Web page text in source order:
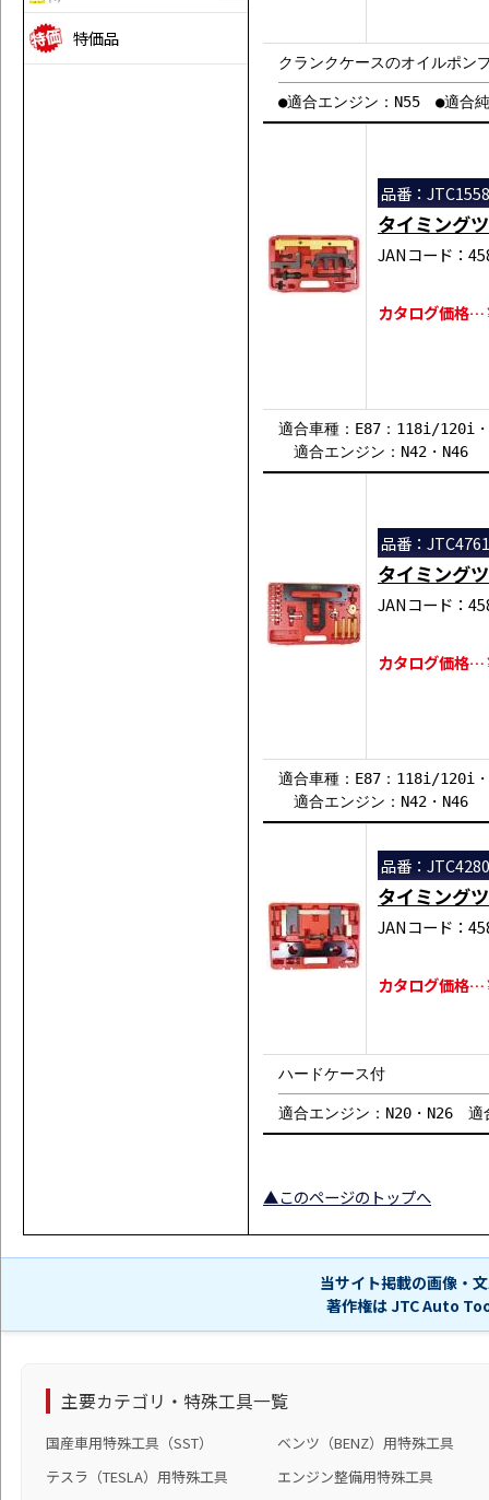
特価品
クランクケースのオイルポン
●適合エンジン：N55 ●適合
品番：
タイミング
JANコード：
カタログ価格
適合車種：E87：118i/120i
適合エンジン：N42・N46
品番：JTC4761
タイミング
JANコード：
カタログ価格
適合車種：E87：118i/120i
適合エンジン：N42・N46
品番：JTC4280
タイミング
JANコード：
カタログ価格
ハードケース付
適合エンジン：N20・N26 適
▲このページのトップへ
当サイト掲載の画像・
著作権は JTC Auto
主要カテゴリ・特殊工具一覧
国産車用特殊工具（SST）
ベンツ（BENZ）用特殊工具
テスラ（TESLA）用特殊工具
エンジン整備用特殊工具